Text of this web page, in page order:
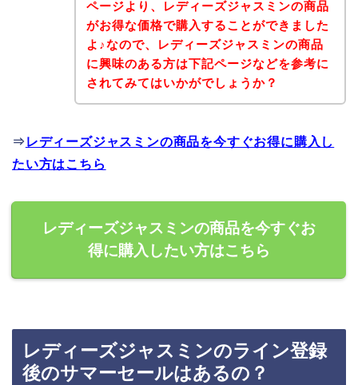
ページより、レディーズジャスミンの商品
がお得な価格で購入することができました
よ♪なので、レディーズジャスミンの商品
に興味のある方は下記ページなどを参考に
されてみてはいかがでしょうか？
⇒ レディーズジャスミンの商品を今すぐお得に購入し
たい方はこちら
レディーズジャスミンの商品を今すぐお
得に購入したい方はこちら
レディーズジャスミンのライン登録
後のサマーセールはあるの？